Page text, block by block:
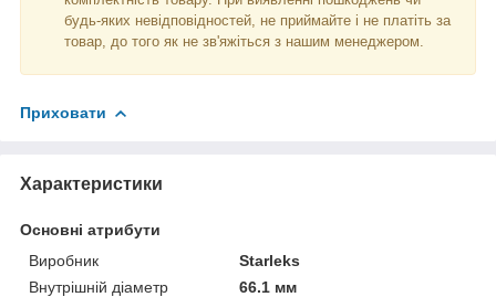
будь-яких невідповідностей, не приймайте і не платіть за
товар, до того як не зв'яжіться з нашим менеджером.
Приховати
Характеристики
Основні атрибути
Виробник
Starleks
Внутрішній діаметр
66.1 мм